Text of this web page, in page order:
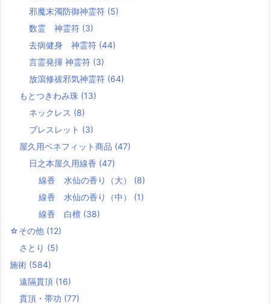
邪魔末濁防御神霊符 (5)
数霊 神霊符 (3)
去病健身 神霊符 (44)
言霊発揮 神霊符 (3)
放瀉修祓邪気神霊符 (64)
もとつきわみ珠 (13)
ネックレス (8)
ブレスレット (3)
屋久用ベネフィット商品 (47)
日之本屋久用線香 (47)
線香 水仙の香り（大） (8)
線香 水仙の香り（中） (1)
線香 白檀 (38)
☆その他 (12)
さとり (5)
施術 (584)
遠隔貫頂 (16)
貫頂・帯功 (77)